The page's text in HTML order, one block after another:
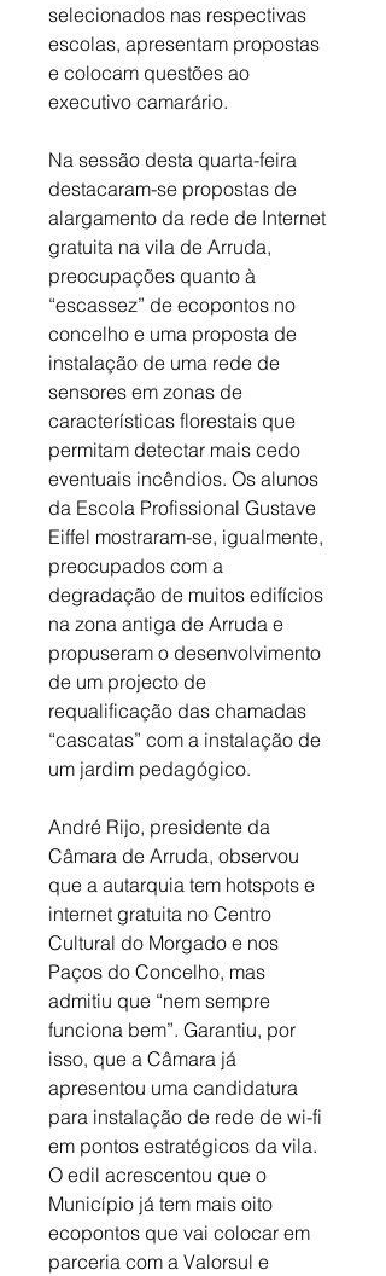
selecionados nas respectivas
escolas, apresentam propostas
e colocam questões ao
executivo camarário.
Na sessão desta quarta-feira
destacaram-se propostas de
alargamento da rede de Internet
gratuita na vila de Arruda,
preocupações quanto à
“escassez” de ecopontos no
concelho e uma proposta de
instalação de uma rede de
sensores em zonas de
características florestais que
permitam detectar mais cedo
eventuais incêndios. Os alunos
da Escola Profissional Gustave
Eiffel mostraram-se, igualmente,
preocupados com a
degradação de muitos edifícios
na zona antiga de Arruda e
propuseram o desenvolvimento
de um projecto de
requalificação das chamadas
“cascatas” com a instalação de
um jardim pedagógico.
André Rijo, presidente da
Câmara de Arruda, observou
que a autarquia tem hotspots e
internet gratuita no Centro
Cultural do Morgado e nos
Paços do Concelho, mas
admitiu que “nem sempre
funciona bem”. Garantiu, por
isso, que a Câmara já
apresentou uma candidatura
para instalação de rede de wi-fi
em pontos estratégicos da vila.
O edil acrescentou que o
Município já tem mais oito
ecopontos que vai colocar em
parceria com a Valorsul e